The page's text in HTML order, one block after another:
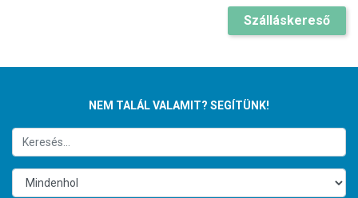
Szálláskereső
NEM TALÁL VALAMIT? SEGÍTÜNK!